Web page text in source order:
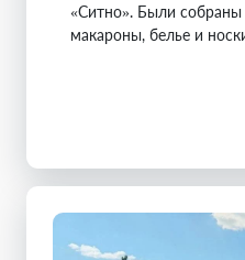
«Ситно». Были собраны
макароны, белье и